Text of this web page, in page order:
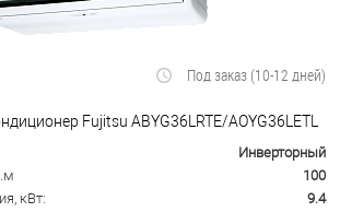
Под заказ (10-12 дней)
Fujitsu ABYG36LRTE/AOYG36LETL
Инверторный
100
кВт:
9.4